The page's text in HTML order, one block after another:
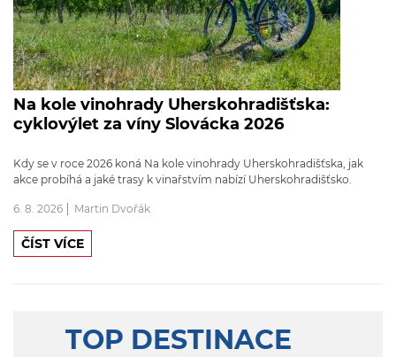
Na kole vinohrady Uherskohradišťska:
cyklovýlet za víny Slovácka 2026
Kdy se v roce 2026 koná Na kole vinohrady Uherskohradišťska, jak
akce probíhá a jaké trasy k vinařstvím nabízí Uherskohradišťsko.
6. 8. 2026 Martin Dvořák
ČÍST VÍCE
TOP DESTINACE